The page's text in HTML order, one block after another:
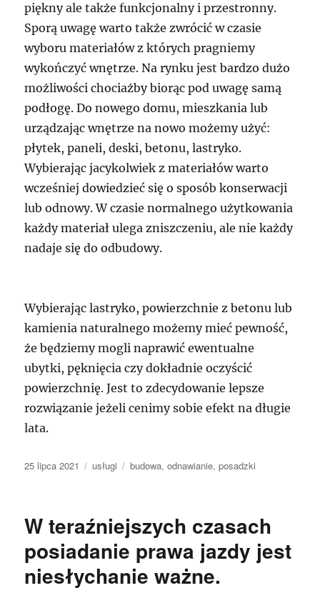
piękny ale także funkcjonalny i przestronny.
Sporą uwagę warto także zwrócić w czasie
wyboru materiałów z których pragniemy
wykończyć wnętrze. Na rynku jest bardzo dużo
możliwości chociażby biorąc pod uwagę samą
podłogę. Do nowego domu, mieszkania lub
urządzając wnętrze na nowo możemy użyć:
płytek, paneli, deski, betonu, lastryko.
Wybierając jacykolwiek z materiałów warto
wcześniej dowiedzieć się o sposób konserwacji
lub odnowy. W czasie normalnego użytkowania
każdy materiał ulega zniszczeniu, ale nie każdy
nadaje się do odbudowy.
Wybierając lastryko, powierzchnie z betonu lub
kamienia naturalnego możemy mieć pewność,
że będziemy mogli naprawić ewentualne
ubytki, pęknięcia czy dokładnie oczyścić
powierzchnię. Jest to zdecydowanie lepsze
rozwiązanie jeżeli cenimy sobie efekt na długie
lata.
Data
25 lipca 2021 Kategorie
usługi Tagi
budowa,odnawianie,posadzki
W teraźniejszych czasach
posiadanie prawa jazdy jest
niesłychanie ważne.